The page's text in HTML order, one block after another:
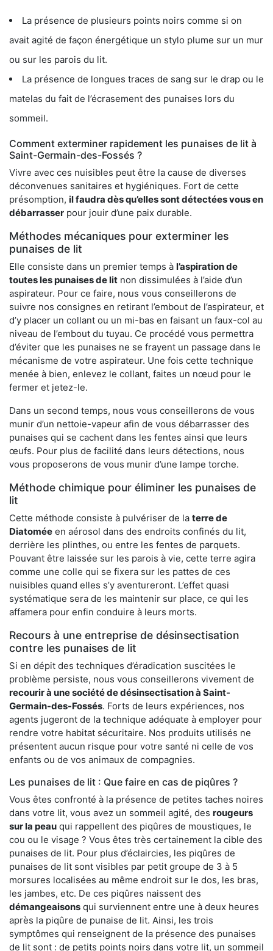
La présence de plusieurs points noirs comme si on
avait agité de façon énergétique un stylo plume sur un mur
ou sur les parois du lit.
La présence de longues traces de sang sur le drap ou le
matelas du fait de l’écrasement des punaises lors du
sommeil.
Comment exterminer rapidement les punaises de lit à
Saint-Germain-des-Fossés ?
Vivre avec ces nuisibles peut être la cause de diverses
déconvenues sanitaires et hygiéniques. Fort de cette
présomption, il faudra dès qu’elles sont détectées vous en
débarrasser pour jouir d’une paix durable.
Méthodes mécaniques pour exterminer les
punaises de lit
Elle consiste dans un premier temps à l’aspiration de
toutes les punaises de lit non dissimulées à l’aide d’un
aspirateur. Pour ce faire, nous vous conseillerons de
suivre nos consignes en retirant l’embout de l’aspirateur, et
d’y placer un collant ou un mi-bas en faisant un faux-col au
niveau de l’embout du tuyau. Ce procédé vous permettra
d’éviter que les punaises ne se frayent un passage dans le
mécanisme de votre aspirateur. Une fois cette technique
menée à bien, enlevez le collant, faites un nœud pour le
fermer et jetez-le.
Dans un second temps, nous vous conseillerons de vous
munir d’un nettoie-vapeur afin de vous débarrasser des
punaises qui se cachent dans les fentes ainsi que leurs
œufs. Pour plus de facilité dans leurs détections, nous
vous proposerons de vous munir d’une lampe torche.
Méthode chimique pour éliminer les punaises de
lit
Cette méthode consiste à pulvériser de la terre de
Diatomée en aérosol dans des endroits confinés du lit,
derrière les plinthes, ou entre les fentes de parquets.
Pouvant être laissée sur les parois à vie, cette terre agira
comme une colle qui se fixera sur les pattes de ces
nuisibles quand elles s’y aventureront. L’effet quasi
systématique sera de les maintenir sur place, ce qui les
affamera pour enfin conduire à leurs morts.
Recours à une entreprise de désinsectisation
contre les punaises de lit
Si en dépit des techniques d’éradication suscitées le
problème persiste, nous vous conseillerons vivement de
recourir à une société de désinsectisation à Saint-
Germain-des-Fossés. Forts de leurs expériences, nos
agents jugeront de la technique adéquate à employer pour
rendre votre habitat sécuritaire. Nos produits utilisés ne
présentent aucun risque pour votre santé ni celle de vos
enfants ou de vos animaux de compagnies.
Les punaises de lit : Que faire en cas de piqûres ?
Vous êtes confronté à la présence de petites taches noires
dans votre lit, vous avez un sommeil agité, des rougeurs
sur la peau qui rappellent des piqûres de moustiques, le
cou ou le visage ? Vous êtes très certainement la cible des
punaises de lit. Pour plus d’éclaircies, les piqûres de
punaises de lit sont visibles par petit groupe de 3 à 5
morsures localisées au même endroit sur le dos, les bras,
les jambes, etc. De ces piqûres naissent des
démangeaisons qui surviennent entre une à deux heures
après la piqûre de punaise de lit. Ainsi, les trois
symptômes qui renseignent de la présence des punaises
de lit sont : de petits points noirs dans votre lit, un sommeil